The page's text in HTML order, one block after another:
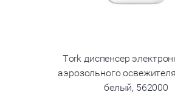
Tork диспенсер
аэрозольного
белый, 562000